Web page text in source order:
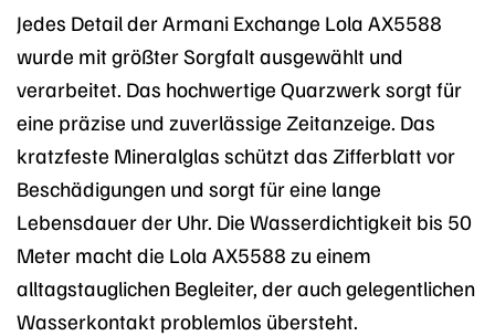
Jedes Detail der Armani Exchange Lola AX5588
wurde mit größter Sorgfalt ausgewählt und
verarbeitet. Das hochwertige Quarzwerk sorgt für
eine präzise und zuverlässige Zeitanzeige. Das
kratzfeste Mineralglas schützt das Zifferblatt vor
Beschädigungen und sorgt für eine lange
Lebensdauer der Uhr. Die Wasserdichtigkeit bis 50
Meter macht die Lola AX5588 zu einem
alltagstauglichen Begleiter, der auch gelegentlichen
Wasserkontakt problemlos übersteht.